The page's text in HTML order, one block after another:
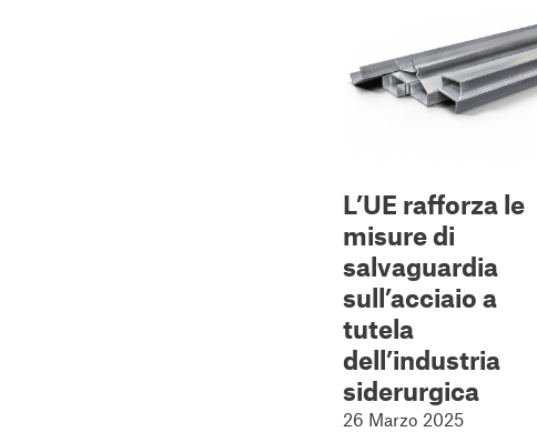
L’UE rafforza le
misure di
salvaguardia
sull’acciaio a
tutela
dell’industria
siderurgica
26 Marzo 2025